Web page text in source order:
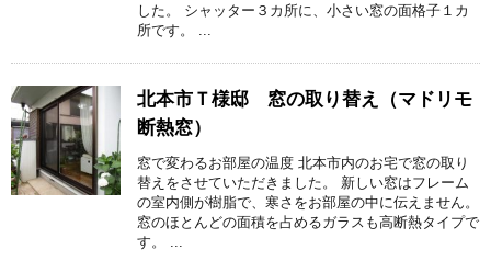
した。 シャッター３カ所に、小さい窓の面格子１カ
所です。 ...
北本市Ｔ様邸 窓の取り替え（マドリモ
断熱窓）
窓で変わるお部屋の温度 北本市内のお宅で窓の取り
替えをさせていただきました。 新しい窓はフレーム
の室内側が樹脂で、寒さをお部屋の中に伝えません。
窓のほとんどの面積を占めるガラスも高断熱タイプで
す。 ...